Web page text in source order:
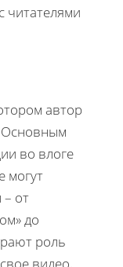
читателями
автор
Основным
во влоге
могут
от
до
роль
видео,